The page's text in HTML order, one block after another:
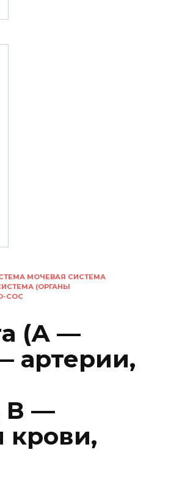
МОЧЕВАЯ СИСТЕМА
(ОРГАНЫ
СОС
(А —
артерии,
В —
крови,